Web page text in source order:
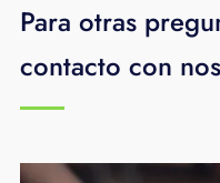
Para otras
contacto con